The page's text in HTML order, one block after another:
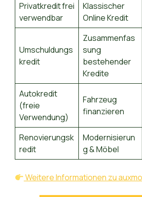
Privatkredit frei
verwendbar
Klassischer
Online Kredit
Umschuldungs
kredit
Zusammenfas
sung
bestehender
Kredite
Autokredit
(freie
Verwendung)
Fahrzeug
finanzieren
Renovierungsk
redit
Modernisierun
g & Möbel
Weitere Informationen zu